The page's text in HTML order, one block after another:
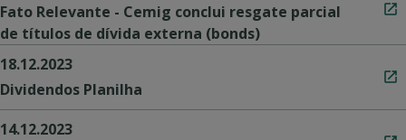
Fato Relevante - Cemig conclui resgate parcial
de títulos de dívida externa (bonds)
18.12.2023
Dividendos Planilha
14.12.2023